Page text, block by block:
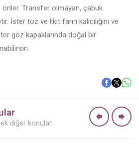
önler. Transfer olmayan, çabuk
İster toz ve likit farın kalıcılığını ve
göz kapaklarında doğal bir
diğer konular